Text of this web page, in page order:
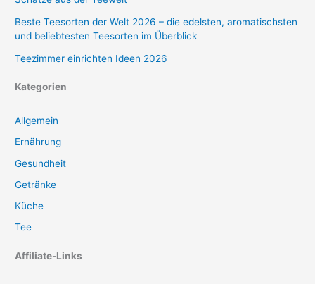
Beste Teesorten der Welt 2026 – die edelsten, aromatischsten
und beliebtesten Teesorten im Überblick
Teezimmer einrichten Ideen 2026
Kategorien
Allgemein
Ernährung
Gesundheit
Getränke
Küche
Tee
Affiliate-Links